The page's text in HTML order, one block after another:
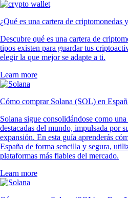
¿Qué es una cartera de criptomonedas
Descubre qué es una cartera de
tipos existen para guardar tus
elegir la que mejor se adapte a ti.
Learn more
Cómo comprar Solana (SOL) en
Solana sigue consolidándose como
destacadas del mundo, impulsada por
expansión. En esta guía aprenderás
España de forma sencilla y segura,
plataformas más fiables del mercado.
Learn more